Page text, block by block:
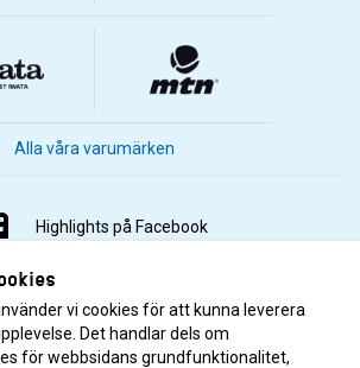
Alla våra varumärken
Highlights på Facebook
Highlights på Instagram
Highlights på Youtube
vi cookies för att kunna leverera
Det handlar dels om
för webbsidans grundfunktionalitet,